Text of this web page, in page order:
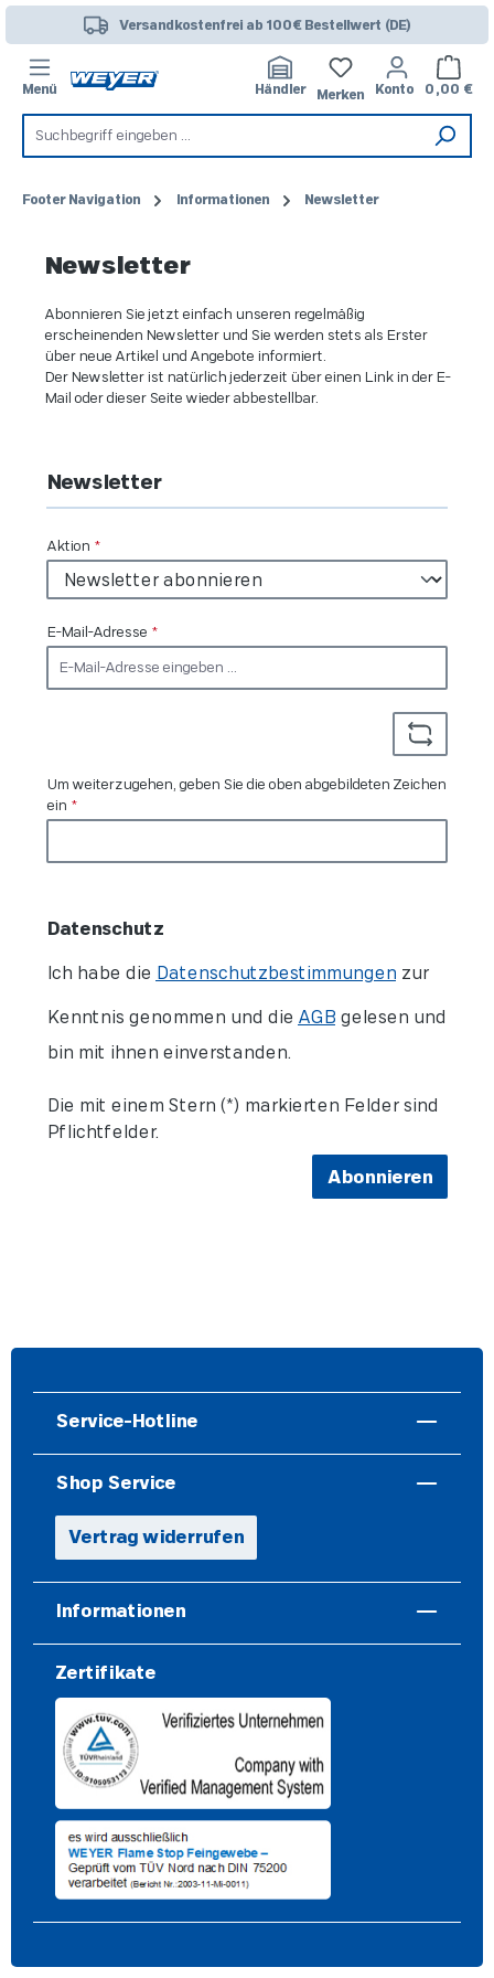
Zum Hauptinhalt springenVersandkostenfrei ab 100€ Bestellwert (DE)
Menü Händler Merken Konto 0,00 €
Footer Navigation Informationen Newsletter
Newsletter
Abonnieren Sie jetzt einfach unseren regelmäßig
erscheinenden Newsletter und Sie werden stets als Erster
über neue Artikel und Angebote informiert.
Der Newsletter ist natürlich jederzeit über einen Link in der E-
Mail oder dieser Seite wieder abbestellbar.
Newsletter
Aktion *
E-Mail-Adresse *
Um weiterzugehen, geben Sie die oben abgebildeten Zeichen
ein *
Datenschutz
Ich habe die Datenschutzbestimmungen zur
Kenntnis genommen und die AGB gelesen und
bin mit ihnen einverstanden.
Die mit einem Stern (*) markierten Felder sind
Pflichtfelder.
Abonnieren
Service-Hotline
Shop Service
Vertrag widerrufen
Informationen
Zertifikate